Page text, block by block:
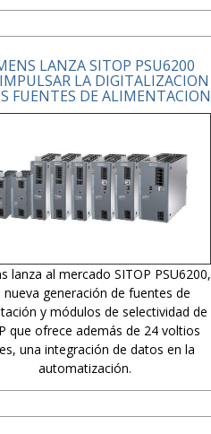
LANZA SITOP PSU6200
LA DIGITALIZACION
FUENTES DE ALIMENTACION
lanza al mercado SITOP PSU6200,
nueva generación de fuentes de
y módulos de selectividad de
que ofrece además de 24 voltios
una integración de datos en la
automatización.